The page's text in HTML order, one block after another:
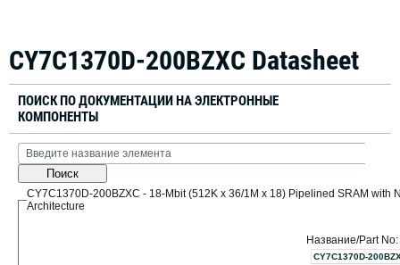
CY7C1370D-200BZXC Datasheet
ПОИСК ПО ДОКУМЕНТАЦИИ НА ЭЛЕКТРОННЫЕ
КОМПОНЕНТЫ
Поиск
CY7C1370D-200BZXC - 18-Mbit (512K x 36/1M x 18) Pipelined SRAM with
Architecture
Название/Part No:
CY7C1370D-